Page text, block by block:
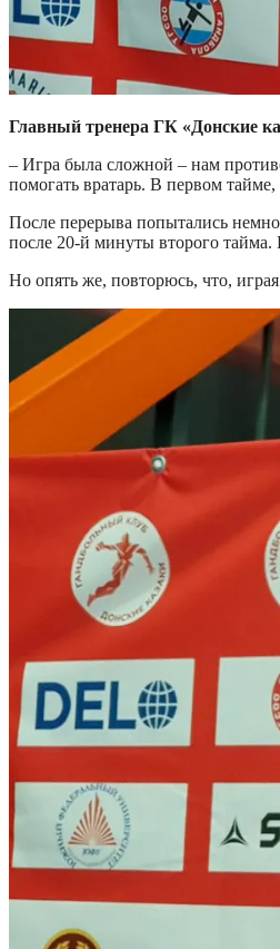
Главный тренера ГК «Донские
– Игра была сложной – нам
помогать вратарь. В первом
После перерыва попытались
после 20-й минуты второго
Но опять же, повторюсь, что,